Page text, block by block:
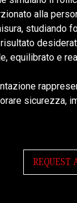
alla
studiando
equilibrato e
sicurezza,
REQUEST